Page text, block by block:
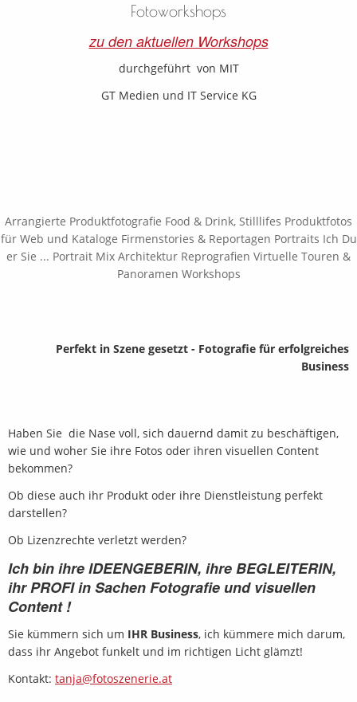
Fotoworkshops
zu den aktuellen Workshops
durchgeführt von MIT
GT Medien und IT Service KG
überspringen
Arrangierte Produktfotografie Food & Drink, Stilllifes Produktfotos
für Web und Kataloge Firmenstories & Reportagen Portraits Ich Du
er Sie ... Portrait Mix Architektur Reprografien Virtuelle Touren &
Panoramen Workshops
Perfekt in Szene gesetzt - Fotografie für erfolgreiches
Business
Haben Sie die Nase voll, sich dauernd damit zu beschäftigen,
wie und woher Sie ihre Fotos oder ihren visuellen Content
bekommen?
Ob diese auch ihr Produkt oder ihre Dienstleistung perfekt
darstellen?
Ob Lizenzrechte verletzt werden?
Ich bin ihre IDEENGEBERIN, ihre BEGLEITERIN,
ihr PROFI in Sachen Fotografie und visuellen
Content !
Sie kümmern sich um IHR Business, ich kümmere mich darum,
dass ihr Angebot funkelt und im richtigen Licht glämzt!
Kontakt: tanja@fotoszenerie.at